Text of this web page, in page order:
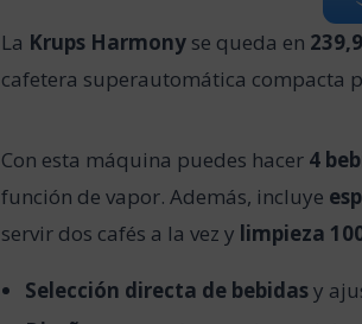
La Krups Harmony se queda en
cafetera superautomática compacta
Con esta máquina puedes hacer 4
función de vapor. Además, incluye
servir dos cafés a la vez y limpieza
Selección directa de bebidasy